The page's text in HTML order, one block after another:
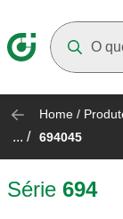
Home /
... / 694045
Série 694